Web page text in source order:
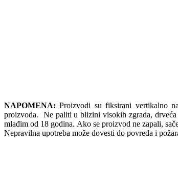
NAPOMENA: Proizvodi su fiksirani vertikalno
proizvoda. Ne paliti u blizini visokih zgrada,
mlađim od 18 godina. Ako se proizvod ne zapali,
Nepravilna upotreba može dovesti do povreda i